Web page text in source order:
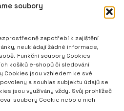
soubory
zapotřebí k zajištění
neukládají žádné informace,
Funkční soubory Cookies
košíků e-shopů či sledování
Cookies jsou vzhledem ke své
a souhlas subjektu údajů se
jsou využívány vždy. Svůj prohlížeč
soubory Cookie nebo o nich
3D tisk